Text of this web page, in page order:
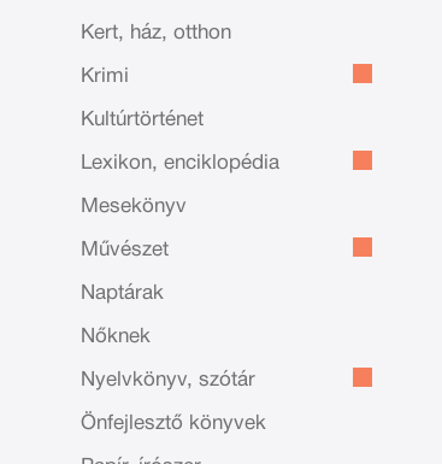
Kert, ház, otthon
Krimi
Kultúrtörténet
Lexikon, enciklopédia
Mesekönyv
Művészet
Naptárak
Nőknek
Nyelvkönyv, szótár
Önfejlesztő könyvek